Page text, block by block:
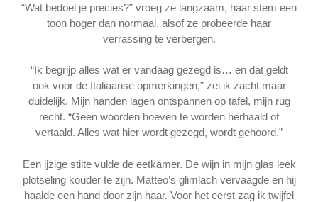
“Wat bedoel je precies?” vroeg ze langzaam, haar stem een
toon hoger dan normaal, alsof ze probeerde haar
verrassing te verbergen.
“Ik begrijp alles wat er vandaag gezegd is… en dat geldt
ook voor de Italiaanse opmerkingen,” zei ik zacht maar
duidelijk. Mijn handen lagen ontspannen op tafel, mijn rug
recht. “Geen woorden hoeven te worden herhaald of
vertaald. Alles wat hier wordt gezegd, wordt gehoord.”
Een ijzige stilte vulde de eetkamer. De wijn in mijn glas leek
plotseling kouder te zijn. Matteo’s glimlach vervaagde en hij
haalde een hand door zijn haar. Voor het eerst zag ik twijfel